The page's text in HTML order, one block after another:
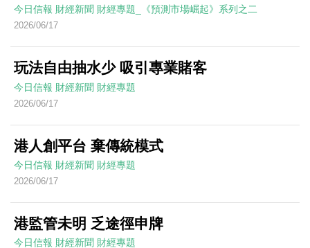
今日信報 財經新聞 財經專題_《預測市場崛起》系列之二
2026/06/17
玩法自由抽水少 吸引專業賭客
今日信報 財經新聞 財經專題
2026/06/17
港人創平台 棄傳統模式
今日信報 財經新聞 財經專題
2026/06/17
港監管未明 乏途徑申牌
今日信報 財經新聞 財經專題